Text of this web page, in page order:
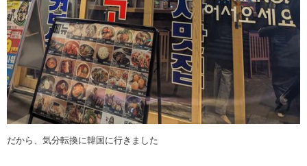
だから、気分転換に韓国に行きました